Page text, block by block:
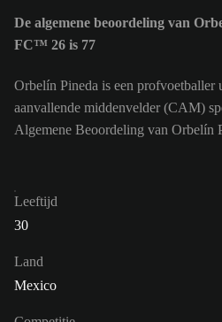
De algemene beoordeling van
FC™ 26 is 77
Orbelín Pineda is een profvoetballer
aanvallende middenvelder (CAM)
Algemene Beoordeling van Orbelín
Leeftijd
30
Land
Mexico